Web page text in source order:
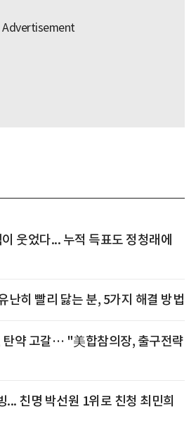
웃었다... 누적 득표도 정청래에
난히 빨리 닳는 분, 5가지 해결 방법
탄약 고갈… "美합참의장, 출구전략
친명 박선원 1위로 친청 최민희